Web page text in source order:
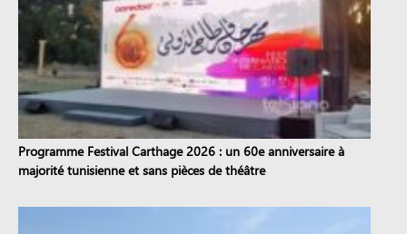
Programme Festival Carthage 2026 : un 60e anniversaire à
majorité tunisienne et sans pièces de théâtre